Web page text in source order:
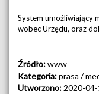
System umożliwiający
wobec Urzędu, oraz
Źródło:www
Kategoria:prasa /
Utworzono: 2020-